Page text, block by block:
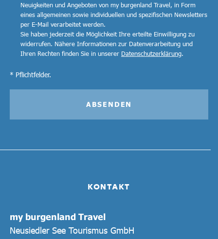
KONTAKT
my burgenland Travel
Neusiedler See Tourismus GmbH
Neuigkeiten und Angeboten von my burgenland Travel, in Form
eines allgemeinen sowie individuellen und spezifischen Newsletters
per E-Mail verarbeitet werden.
Sie haben jederzeit die Möglichkeit Ihre erteilte Einwilligung zu
widerrufen. Nähere Informationen zur Datenverarbeitung und
Ihren Rechten finden Sie in unserer Datenschutzerklärung.
* Pflichtfelder.
ABSENDEN